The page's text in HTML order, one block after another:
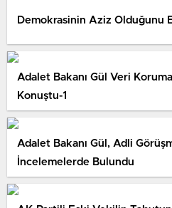
Demokrasinin Aziz Olduğunu
Adalet Bakanı Gül Veri
Konuştu-1
Adalet Bakanı Gül, Adli
İncelemelerde Bulundu